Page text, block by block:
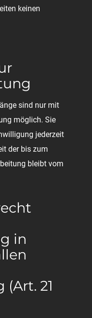
keinen
sind nur mit
möglich. Sie
jederzeit
der bis zum
bleibt vom
in
21